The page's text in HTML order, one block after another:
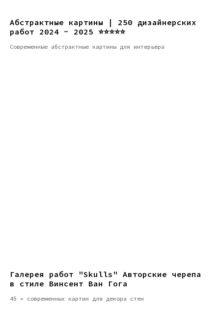
Абстрактные картины | 250 дизайнерских
работ 2024 - 2025 ⭐⭐⭐⭐⭐
Современные абстрактные картины для интерьера
Галерея работ "Skulls" Авторские черепа
в стиле Винсент Ван Гога
45 + современных картин для декора стен